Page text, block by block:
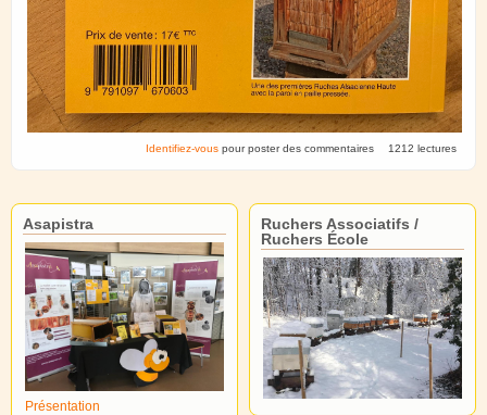
Identifiez-vous pour poster des commentaires 1212 lectures
Asapistra
Présentation
Ruchers Associatifs /
Ruchers École